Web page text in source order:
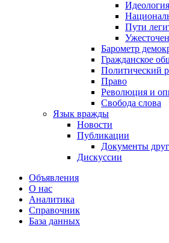
Пути
Барометр
Гражданское
Политический
Право
Революция и
Свобода слова
Язык вражды
Новости
Публикации
Документы
Дискуссии
Объявления
О нас
Аналитика
Справочник
База данных